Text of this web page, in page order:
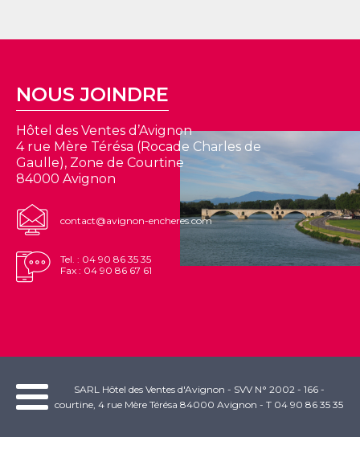
NOUS JOINDRE
Hôtel des Ventes d’Avignon
4 rue Mère Térésa (Rocade Charles de
Gaulle), Zone de Courtine
84000 Avignon
contact@avignon-encheres.com
Tel. : 04 90 86 35 35
Fax : 04 90 86 67 61
SARL Hôtel des Ventes d'Avignon - SVV N° 2002 - 166 -
courtine, 4 rue Mère Térésa 84000 Avignon - T 04 90 86 35 35